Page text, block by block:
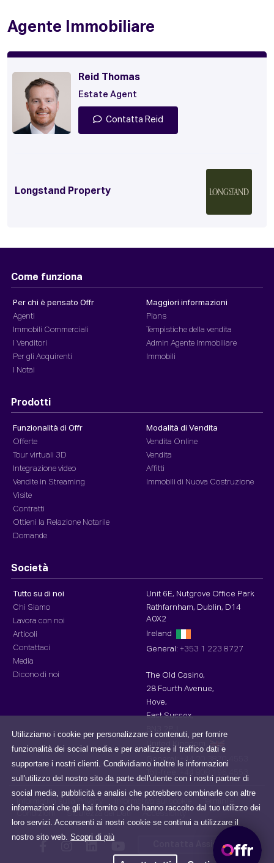
Utilizziamo i cookie per personalizzare i contenuti, per fornire
funzionalità dei social media e per analizzare il traffico dati e
supportare i nostri clienti. Condividiamo inoltre le informazioni
sull'utilizzo del nostro sito da parte dell'utente con i nostri partner di
social media, pubblicità e analisi che potrebbero combinarle con altre
informazioni che gli hai fornito o che hanno raccolto dal tuo utilizzo dei
loro servizi. Acconsenti ai nostri cookie se continui a utilizzare il
nostro sito web.Scopri di più
Agente Immobiliare
Reid Thomas
Estate Agent
Contatta Reid
Longstand Property
Come funziona
Per chi è pensato Offr
Agenti
Immobili Commerciali
I Venditori
Per gli Acquirenti
I Notai
Maggiori informazioni
Plans
Tempistiche della vendita
Admin Agente Immobiliare
Immobili
Prodotti
Funzionalità di Offr
Offerte
Tour virtuali 3D
Integrazione video
Vendite in Streaming
Visite
Contratti
Ottieni la Relazione Notarile
Domande
Modalità di Vendita
Vendita Online
Vendita
Affitti
Immobili di Nuova Costruzione
Società
Tutto su di noi
Chi Siamo
Lavora con noi
Articoli
Contattaci
Media
Dicono di noi
Unit 6E, Nutgrove Office Park
Rathfarnham, Dublin, D14
A0X2
Ireland
General: +353 1 223 8727
The Old Casino,
28 Fourth Avenue,
Hove,
East Sussex,
BN3 2PJ,
United Kingdom
General:
+44 20 3870 4553
Sicurezza dei Dati
Contatta Assistenza